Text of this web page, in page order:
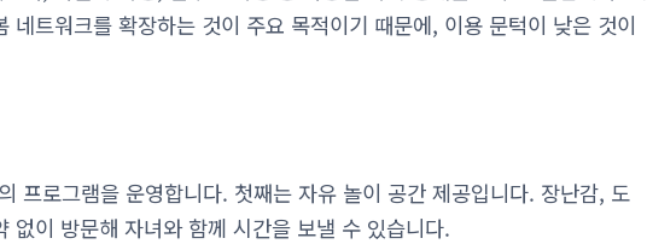
네트워크를 확장하는 것이 주요 목적이기 때문에, 이용 문턱이 낮은 것이
프로그램을 운영합니다. 첫째는 자유 놀이 공간 제공입니다. 장난감, 도
없이 방문해 자녀와 함께 시간을 보낼 수 있습니다.